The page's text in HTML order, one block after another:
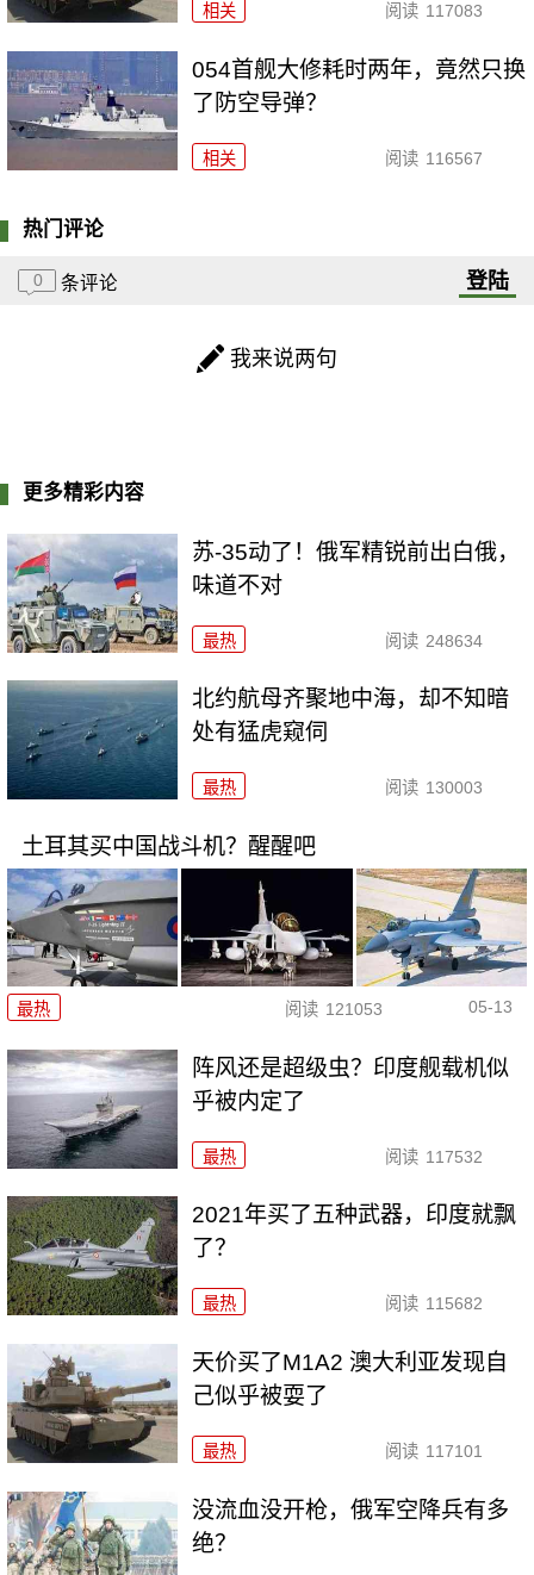
相关 阅读 117083
054首舰大修耗时两年，竟然只换
了防空导弹？
相关 阅读 116567
热门评论
0 条评论 登陆
我来说两句
更多精彩内容
苏-35动了！俄军精锐前出白俄，
味道不对
最热 阅读 248634
北约航母齐聚地中海，却不知暗
处有猛虎窥伺
最热 阅读 130003
土耳其买中国战斗机？醒醒吧
最热 阅读 121053 05-13
阵风还是超级虫？印度舰载机似
乎被内定了
最热 阅读 117532
2021年买了五种武器，印度就飘
了？
最热 阅读 115682
天价买了M1A2 澳大利亚发现自
己似乎被耍了
最热 阅读 117101
没流血没开枪，俄军空降兵有多
绝？